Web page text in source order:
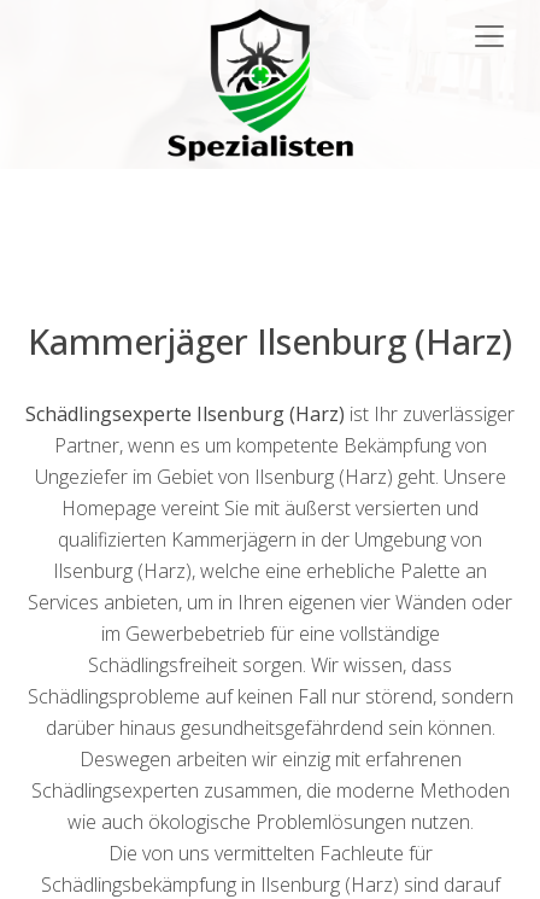
Kammerjäger Ilsenburg (Harz)
Schädlingsexperte Ilsenburg (Harz) ist Ihr zuverlässiger
Partner, wenn es um kompetente Bekämpfung von
Ungeziefer im Gebiet von Ilsenburg (Harz) geht. Unsere
Homepage vereint Sie mit äußerst versierten und
qualifizierten Kammerjägern in der Umgebung von
Ilsenburg (Harz), welche eine erhebliche Palette an
Services anbieten, um in Ihren eigenen vier Wänden oder
im Gewerbebetrieb für eine vollständige
Schädlingsfreiheit sorgen. Wir wissen, dass
Schädlingsprobleme auf keinen Fall nur störend, sondern
darüber hinaus gesundheitsgefährdend sein können.
Deswegen arbeiten wir einzig mit erfahrenen
Schädlingsexperten zusammen, die moderne Methoden
wie auch ökologische Problemlösungen nutzen.
Die von uns vermittelten Fachleute für
Schädlingsbekämpfung in Ilsenburg (Harz) sind darauf